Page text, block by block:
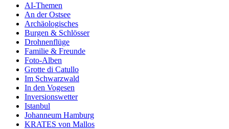
AI-Themen
An der Ostsee
Archäologisches
Burgen & Schlösser
Drohnenflüge
Familie & Freunde
Foto-Alben
Grotte di Catullo
Im Schwarzwald
In den Vogesen
Inversionswetter
Istanbul
Johanneum Hamburg
KRATES von Mallos